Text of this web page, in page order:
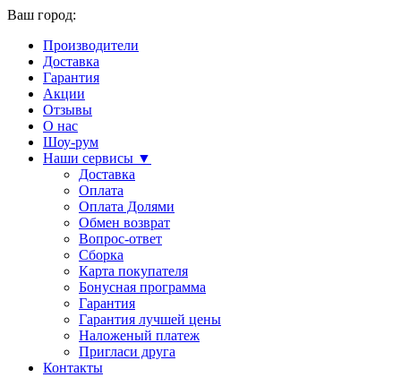
Ваш город:
Производители
Доставка
Гарантия
Акции
Отзывы
О нас
Шоу-рум
Наши сервисы ▼
Доставка
Оплата
Оплата Долями
Обмен возврат
Вопрос-ответ
Сборка
Карта покупателя
Бонусная программа
Гарантия
Гарантия лучшей цены
Наложеный платеж
Пригласи друга
Контакты